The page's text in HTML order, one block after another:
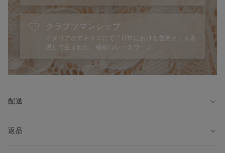
・アンダーウェアとしての着用はもちろん、ファッションアイ
テムとしてジャケットやシャツの下に見せるように着けたり、
トップスからストラップを見せるように着けたりするのもおす
すめ。
◆おそろいのショーツ
・フルバック：SI1294P
・Tバック：SPD1294
※上記品番を検索すると、アイテムをすぐにお探しいただけま
クラフツマンシップ
イタリアのアトリエにて「日常における贅沢さ」を表
現して生まれた、繊細なレースワーク。
配送
返品